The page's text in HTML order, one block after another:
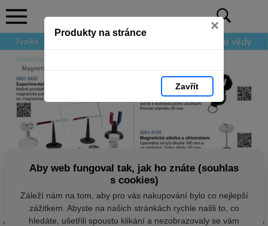
Produkty na stránce ×
Zavřít
Aby web fungoval tak, jak ho znáte (souhlas
s cookies)
Záleží nám na tom, aby pro vás nakupování bylo co nejlepší
zážitkem. Abyste na našich stránkách rychle našli to, co
hledáte, ušetřili spoustu klikání a nezobrazovaly se vám